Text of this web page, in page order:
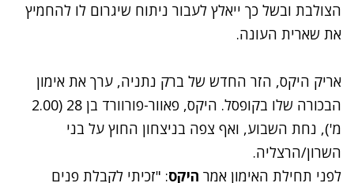
הצולבת ובשל כך ייאלץ לעבור ניתוח שיגרום לו להחמיץ
את שארית העונה.
אריק היקס, הזר החדש של ברק נתניה, ערך את אימון
הבכורה שלו בקופסל. היקס, פאוור-פורוורד בן 28 (2.00
מ'), נחת השבוע, ואף צפה בניצחון החוץ על בני
השרון/הרצליה.
לפני תחילת האימון אמר היקס: "זכיתי לקבלת פנים